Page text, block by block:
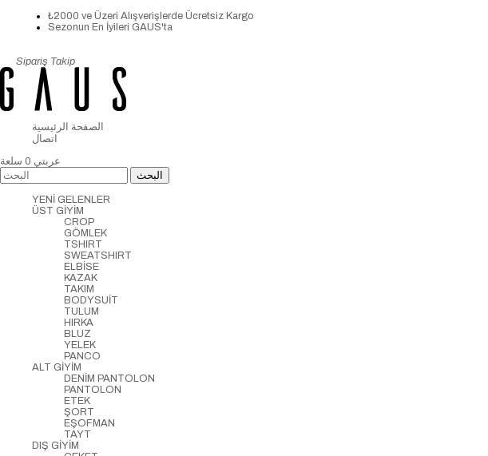
₺2000 ve Üzeri Alışverişlerde Ücretsiz Kargo
Sezonun En İyileri GAUS'ta
Sipariş Takip
الصفحة الرئيسية
اتصال
عربتي 0 سلعة
YENİ GELENLER
ÜST GİYİM
CROP
GÖMLEK
TSHIRT
SWEATSHIRT
ELBİSE
KAZAK
TAKIM
BODYSUİT
TULUM
HIRKA
BLUZ
YELEK
PANCO
ALT GİYİM
DENİM PANTOLON
PANTOLON
ETEK
ŞORT
EŞOFMAN
TAYT
DIŞ GİYİM